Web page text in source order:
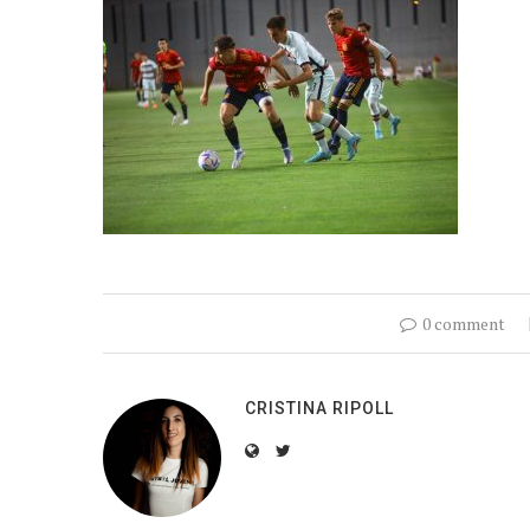
0 comment
CRISTINA RIPOLL